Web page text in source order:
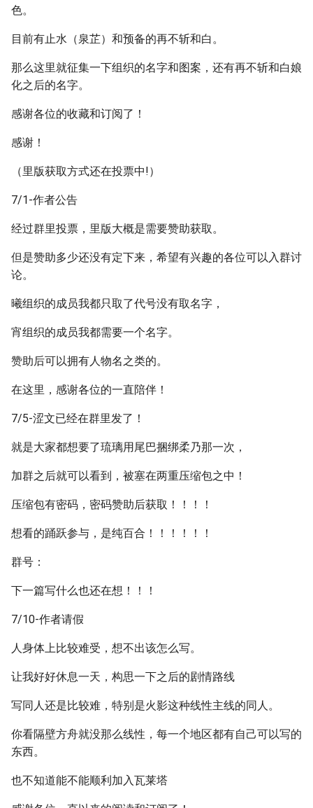
色。
目前有止水（泉芷）和预备的再不斩和白。
那么这里就征集一下组织的名字和图案，还有再不斩和白娘
化之后的名字。
感谢各位的收藏和订阅了！
感谢！
（里版获取方式还在投票中!）
7/1-作者公告
经过群里投票，里版大概是需要赞助获取。
但是赞助多少还没有定下来，希望有兴趣的各位可以入群讨
论。
曦组织的成员我都只取了代号没有取名字，
宵组织的成员我都需要一个名字。
赞助后可以拥有人物名之类的。
在这里，感谢各位的一直陪伴！
7/5-涩文已经在群里发了！
就是大家都想要了琉璃用尾巴捆绑柔乃那一次，
加群之后就可以看到，被塞在两重压缩包之中！
压缩包有密码，密码赞助后获取！！！！
想看的踊跃参与，是纯百合！！！！！！
群号：
下一篇写什么也还在想！！！
7/10-作者请假
人身体上比较难受，想不出该怎么写。
让我好好休息一天，构思一下之后的剧情路线
写同人还是比较难，特别是火影这种线性主线的同人。
你看隔壁方舟就没那么线性，每一个地区都有自己可以写的
东西。
也不知道能不能顺利加入瓦莱塔